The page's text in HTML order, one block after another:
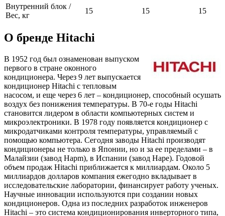
Внутренний блок /
Вес, кг
15 15 15
О бренде Hitachi
В 1952 год был ознаменован выпуском
первого в стране оконного
кондиционера. Через 9 лет выпускается
кондиционер Hitachi с тепловым
насосом, и еще через 6 лет – кондиционер, способный осушать
воздух без понижения температуры. В 70-е годы Hitachi
становится лидером в области компьютерных систем и
микроэлектроники. В 1978 году появляется кондиционер с
микродатчиками контроля температуры, управляемый с
помощью компьютера. Сегодня заводы Hitachi производят
кондиционеры не только в Японии, но и за ее пределами – в
Малайзии (завод Hapm), в Испании (завод Hape). Годовой
объем продаж Hitachi приближается к миллиардам. Около 5
миллиардов долларов компания ежегодно вкладывает в
исследовательские лаборатории, финансирует работу ученых.
Научные инновации используются при создании новых
кондиционеров. Одна из последних разработок инженеров
Hitachi – это система кондиционирования инверторного типа,